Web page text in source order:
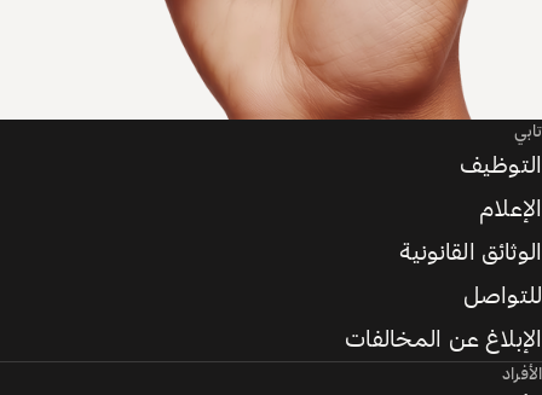
تابي
التوظيف
الإعلام
الوثائق القانونية
للتواصل
الإبلاغ عن المخالفات
الأفراد